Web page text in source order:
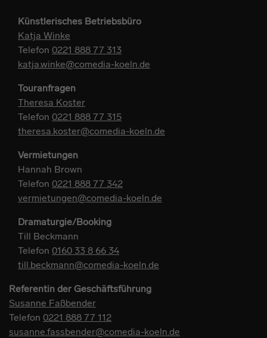
Künstlerisches Betriebsbüro
Katja Winke
Telefon 0221 888 77 313
katja.winke@comedia-koeln.de
Touranfragen
Theresa Koster
Telefon 0221 888 77 315
theresa.koster@comedia-koeln.de
Vermietungen
Hannah Brown
Telefon 0221 888 77 342
vermietungen@comedia-koeln.de
Dramaturgie/Booking
Till Beckmann
Telefon 0160 33 8 66 34
till.beckmann@comedia-koeln.de
Referentin der Geschäftsführung
Susanne Faßbender
Telefon 0221 888 77 112
susanne.fassbender@comedia-koeln.de